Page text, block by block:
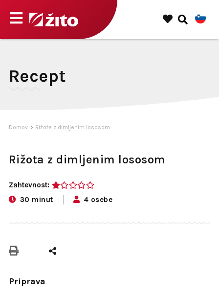
Recept
Domov Rižota z dimljenim lososom
Rižota z dimljenim lososom
Zahtevnost:
30 minut 4 osebe
Priprava